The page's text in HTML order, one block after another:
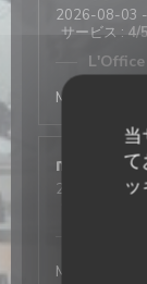
て
2026-08-03
サービス : 4/5
L'Office
Merci
mathis
A
2026-08-01-
Merci